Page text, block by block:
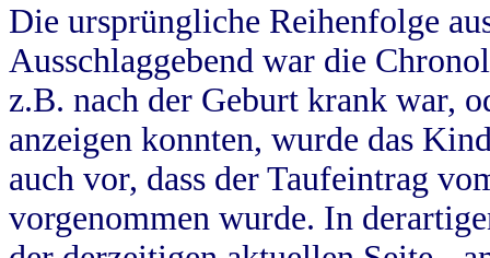
Die ursprüngliche Reihenfolge
Ausschlaggebend war die
z.B. nach der Geburt krank war,
anzeigen konnten, wurde das
auch vor, dass der Taufeintrag
vorgenommen wurde. In